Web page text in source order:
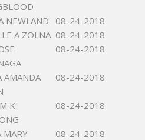
NEWLAND
08-24-2018
A ZOLNA 08-24-2018
08-24-2018
AMANDA
08-24-2018
K
08-24-2018
MARY
08-24-2018